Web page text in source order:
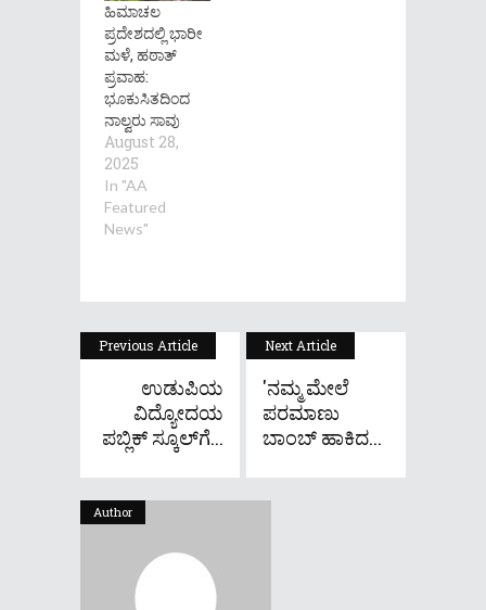
ಹಿಮಾಚಲ
ಪ್ರದೇಶದಲ್ಲಿ ಭಾರೀ
ಮಳೆ, ಹಠಾತ್
ಪ್ರವಾಹ:
ಭೂಕುಸಿತದಿಂದ
ನಾಲ್ವರು ಸಾವು
August 28,
2025
In "AA
Featured
News"
Previous Article
ಉಡುಪಿಯ
ವಿದ್ಯೋದಯ
ಪಬ್ಲಿಕ್ ಸ್ಕೂಲ್‌ಗೆ...
Next Article
'ನಮ್ಮ ಮೇಲೆ
ಪರಮಾಣು
ಬಾಂಬ್ ಹಾಕಿದ...
Author